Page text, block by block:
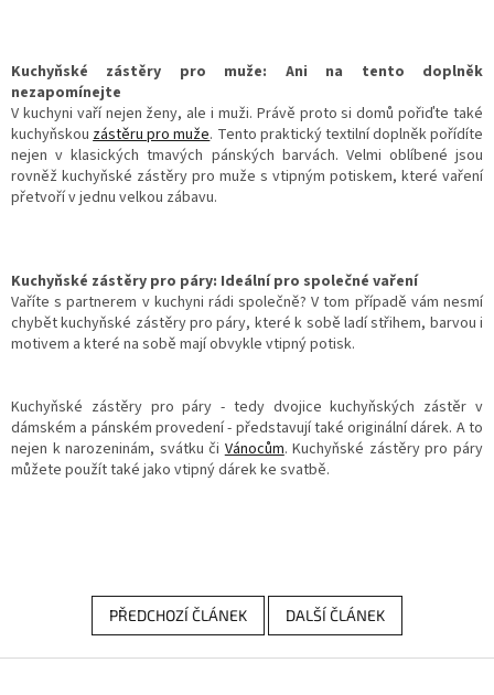
Kuchyňské zástěry pro muže: Ani na tento doplněk
nezapomínejte
V kuchyni vaří nejen ženy, ale i muži. Právě proto si domů pořiďte také
kuchyňskou zástěru pro muže. Tento praktický textilní doplněk pořídíte
nejen v klasických tmavých pánských barvách. Velmi oblíbené jsou
rovněž kuchyňské zástěry pro muže s vtipným potiskem, které vaření
přetvoří v jednu velkou zábavu.
Kuchyňské zástěry pro páry: Ideální pro společné vaření
Vaříte s partnerem v kuchyni rádi společně? V tom případě vám nesmí
chybět kuchyňské zástěry pro páry, které k sobě ladí střihem, barvou i
motivem a které na sobě mají obvykle vtipný potisk.
Kuchyňské zástěry pro páry - tedy dvojice kuchyňských zástěr v
dámském a pánském provedení - představují také originální dárek. A to
nejen k narozeninám, svátku či Vánocům. Kuchyňské zástěry pro páry
můžete použít také jako vtipný dárek ke svatbě.
PŘEDCHOZÍ ČLÁNEK DALŠÍ ČLÁNEK